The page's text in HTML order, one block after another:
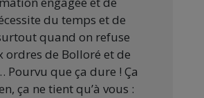
du temps et de
quand on refuse
ordres de Bolloré et de
Pourvu que ça dure ! Ça
ça ne tient qu’à vous :